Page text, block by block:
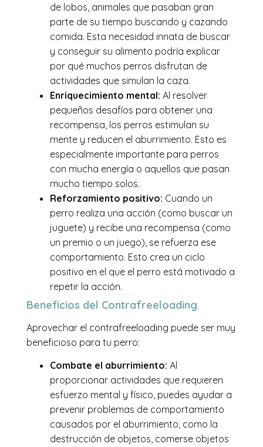
de lobos, animales que pasaban gran
parte de su tiempo buscando y cazando
comida. Esta necesidad innata de buscar
y conseguir su alimento podría explicar
por qué muchos perros disfrutan de
actividades que simulan la caza.
Enriquecimiento mental: Al resolver
pequeños desafíos para obtener una
recompensa, los perros estimulan su
mente y reducen el aburrimiento. Esto es
especialmente importante para perros
con mucha energía o aquellos que pasan
mucho tiempo solos.
Reforzamiento positivo: Cuando un
perro realiza una acción (como buscar un
juguete) y recibe una recompensa (como
un premio o un juego), se refuerza ese
comportamiento. Esto crea un ciclo
positivo en el que el perro está motivado a
repetir la acción.
Beneficios del Contrafreeloading
Aprovechar el contrafreeloading puede ser muy
beneficioso para tu perro:
Combate el aburrimiento: Al
proporcionar actividades que requieren
esfuerzo mental y físico, puedes ayudar a
prevenir problemas de comportamiento
causados por el aburrimiento, como la
destrucción de objetos, comerse objetos